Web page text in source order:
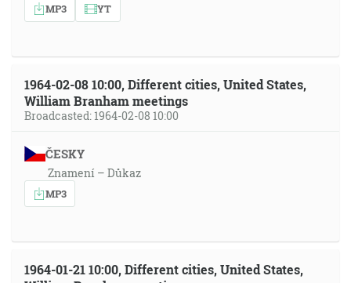
MP3 YT
1964-02-08 10:00, Different cities, United States,
William Branham meetings
Broadcasted: 1964-02-08 10:00
ČESKY
Znamení – Důkaz
MP3
1964-01-21 10:00, Different cities, United States,